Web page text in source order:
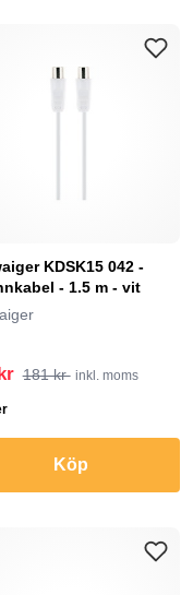
KDSK15 042 -
- 1.5 m - vit
181 kr inkl. moms
Köp